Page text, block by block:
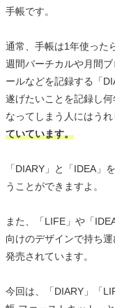
手帳です。
通常、手帳は1年使った
週間バーチカルや月間
ールなどを記録する「
遂げたいことを記録し
なってしまう人にはう
ていています。
「DIARY」と「IDEA」
うことができますよ。
また、「LIFE」や「
向けのデザインで持ち
発売されています。
今回は、「DIARY」「